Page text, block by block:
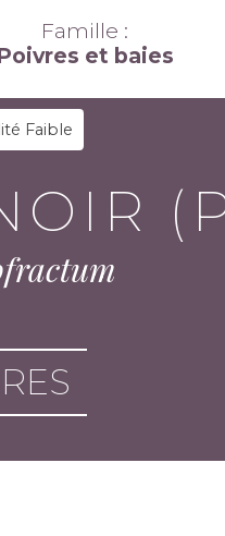
Famille :
et baies
Faible